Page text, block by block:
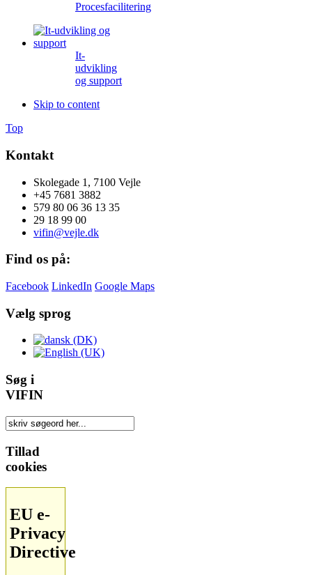
Procesfacilitering
It-
udvikling
og support
Skip to content
Top
Kontakt
Skolegade 1, 7100 Vejle
+45 7681 3882
579 80 06 36 13 35
29 18 99 00
vifin@vejle.dk
Find os på:
Facebook LinkedIn Google Maps
Vælg sprog
Søg i
VIFIN
Tillad
cookies
EU e-
Privacy
Directive